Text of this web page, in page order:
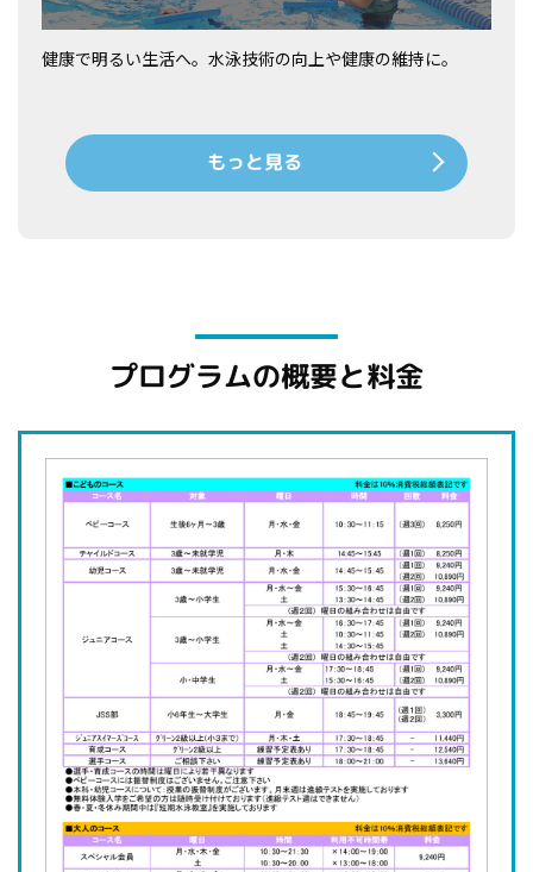
健康で明るい生活へ。水泳技術の向上や健康の維持に。
もっと見る
プログラムの概要と料金